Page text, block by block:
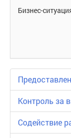
Бизнес-
Контроль за
Содействие